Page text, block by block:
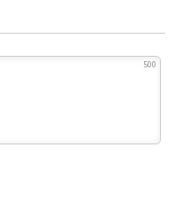
500